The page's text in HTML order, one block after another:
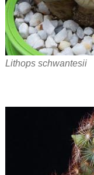
Lithops schwantesii